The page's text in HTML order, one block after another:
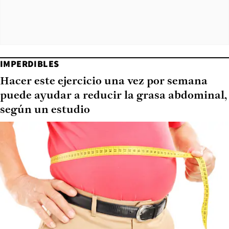
IMPERDIBLES
Hacer este ejercicio una vez por semana
puede ayudar a reducir la grasa abdominal,
según un estudio